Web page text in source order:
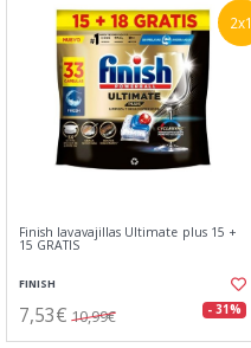
2x1
Finish lavavajillas Ultimate plus 15 +
15 GRATIS
FINISH
7,53€ 10,99€ - 31%